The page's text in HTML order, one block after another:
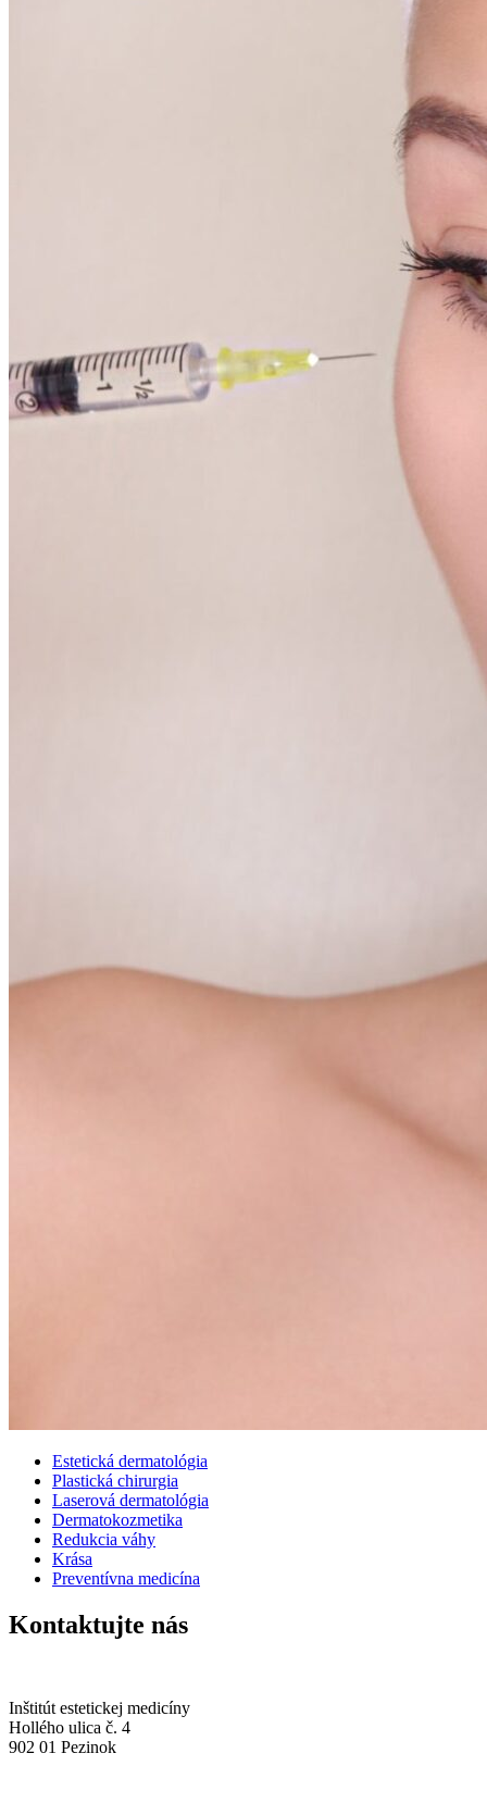
Estetická dermatológia
Plastická chirurgia
Laserová dermatológia
Dermatokozmetika
Redukcia váhy
Krása
Preventívna medicína
Kontaktujte nás
Inštitút estetickej medicíny
Hollého ulica č. 4
902 01 Pezinok